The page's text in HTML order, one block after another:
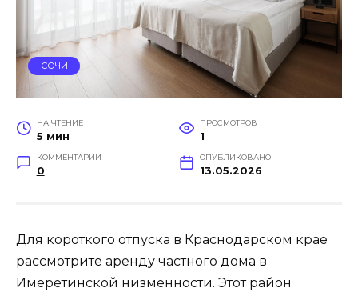
СОЧИ
НА ЧТЕНИЕ
5 мин
ПРОСМОТРОВ
1
КОММЕНТАРИИ
0
ОПУБЛИКОВАНО
13.05.2026
Для короткого отпуска в Краснодарском крае
рассмотрите аренду частного дома в
Имеретинской низменности. Этот район